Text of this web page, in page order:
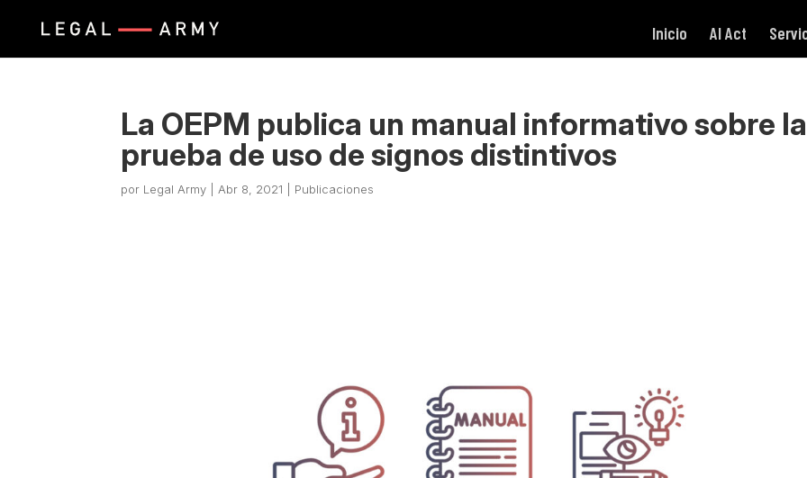
Inicio AI Act
La OEPM publica un manual informativo sobre la
prueba de uso de signos distintivos
por Legal Army Abr 8, 2021 Publicaciones